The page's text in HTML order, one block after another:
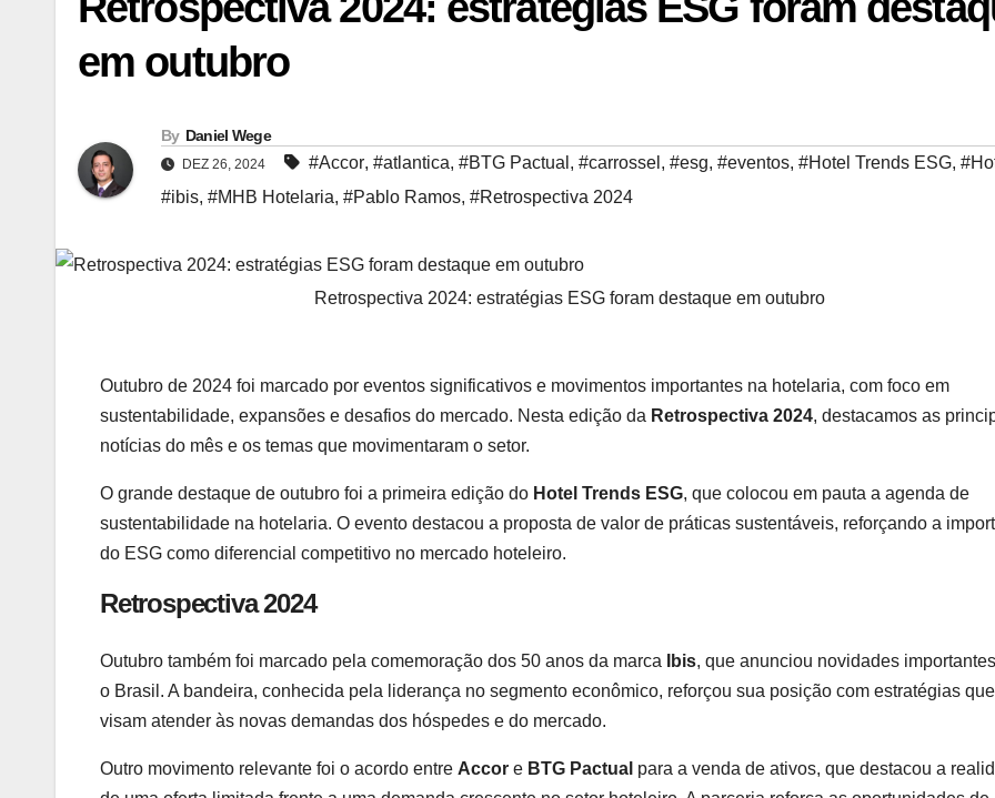
em outubro
By Daniel Wege
DEZ 26, 2024 #Accor, #atlantica, #BTG Pactual , #carrossel , #esg, #eventos, #Hotel Trends ESG,
#ibis, #MHB Hotelaria, #Pablo Ramos, #Retrospectiva 2024
Retrospectiva 2024: estratégias ESG foram destaque em outubro
Outubro de 2024 foi marcado por eventos significativos e movimentos importantes na hotelaria, com foco em
sustentabilidade, expansões e desafios do mercado. Nesta edição da Retrospectiva 2024, destacamos as
notícias do mês e os temas que movimentaram o setor.
O grande destaque de outubro foi a primeira edição do Hotel Trends ESG, que colocou em pauta a agenda de
sustentabilidade na hotelaria. O evento destacou a proposta de valor de práticas sustentáveis, reforçando a
do ESG como diferencial competitivo no mercado hoteleiro.
Retrospectiva 2024
Outubro também foi marcado pela comemoração dos 50 anos da marca Ibis, que anunciou novidades
o Brasil. A bandeira, conhecida pela liderança no segmento econômico, reforçou sua posição com estratégias que
visam atender às novas demandas dos hóspedes e do mercado.
Outro movimento relevante foi o acordo entre Accor e BTG Pactual para a venda de ativos, que destacou a